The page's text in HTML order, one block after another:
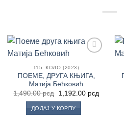
Листу
жеља
115. КОЛО (2023)
ПОЕМЕ, ДРУГА КЊИГА,
Матија Бећковић
1,490.00рсд
Оригинална
цена
је
била:
1,192.00 рсд
цена
ДОДАЈ У КОРПУ